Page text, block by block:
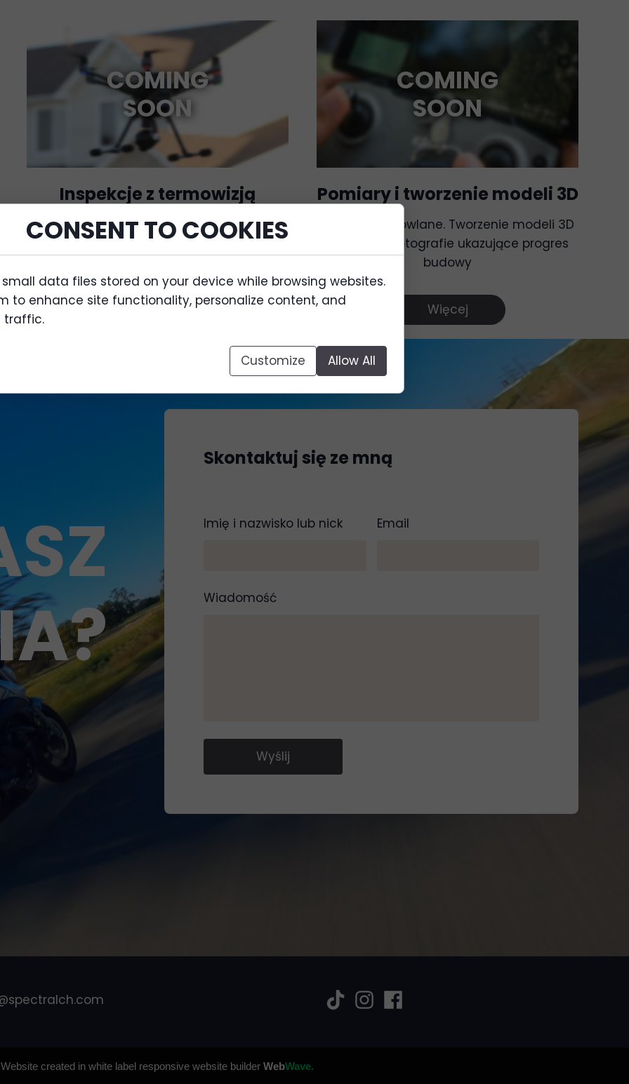
COMING
SOON
Inspekcje z termowizją
Więcej
Wykrywanie strat ciepła. Monitorowanie
kondycji upraw. Lokalizowanie zwierzyny
COMING
SOON
Pomiary i tworzenie modeli 3D
Więcej
Pomiary budowlane. Tworzenie modeli 3D
inwestycji. Fotografie ukazujące progres
budowy
Skontaktuj się ze mną
Imię i nazwisko lub nick Email
Wiadomość
Wyślij
Website created in white label responsive website builder WebWave.
CONSENT TO COOKIES
small data files stored on your device while browsing websites.
to enhance site functionality, personalize content, and
traffic.
Customize Allow All